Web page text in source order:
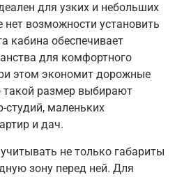
для узких и небольших
нет возможности установить
кабина обеспечивает
для комфортного
этом экономит дорожные
такой размер выбирают
студий, маленьких
и дач.
не только габариты
зону перед ней. Для